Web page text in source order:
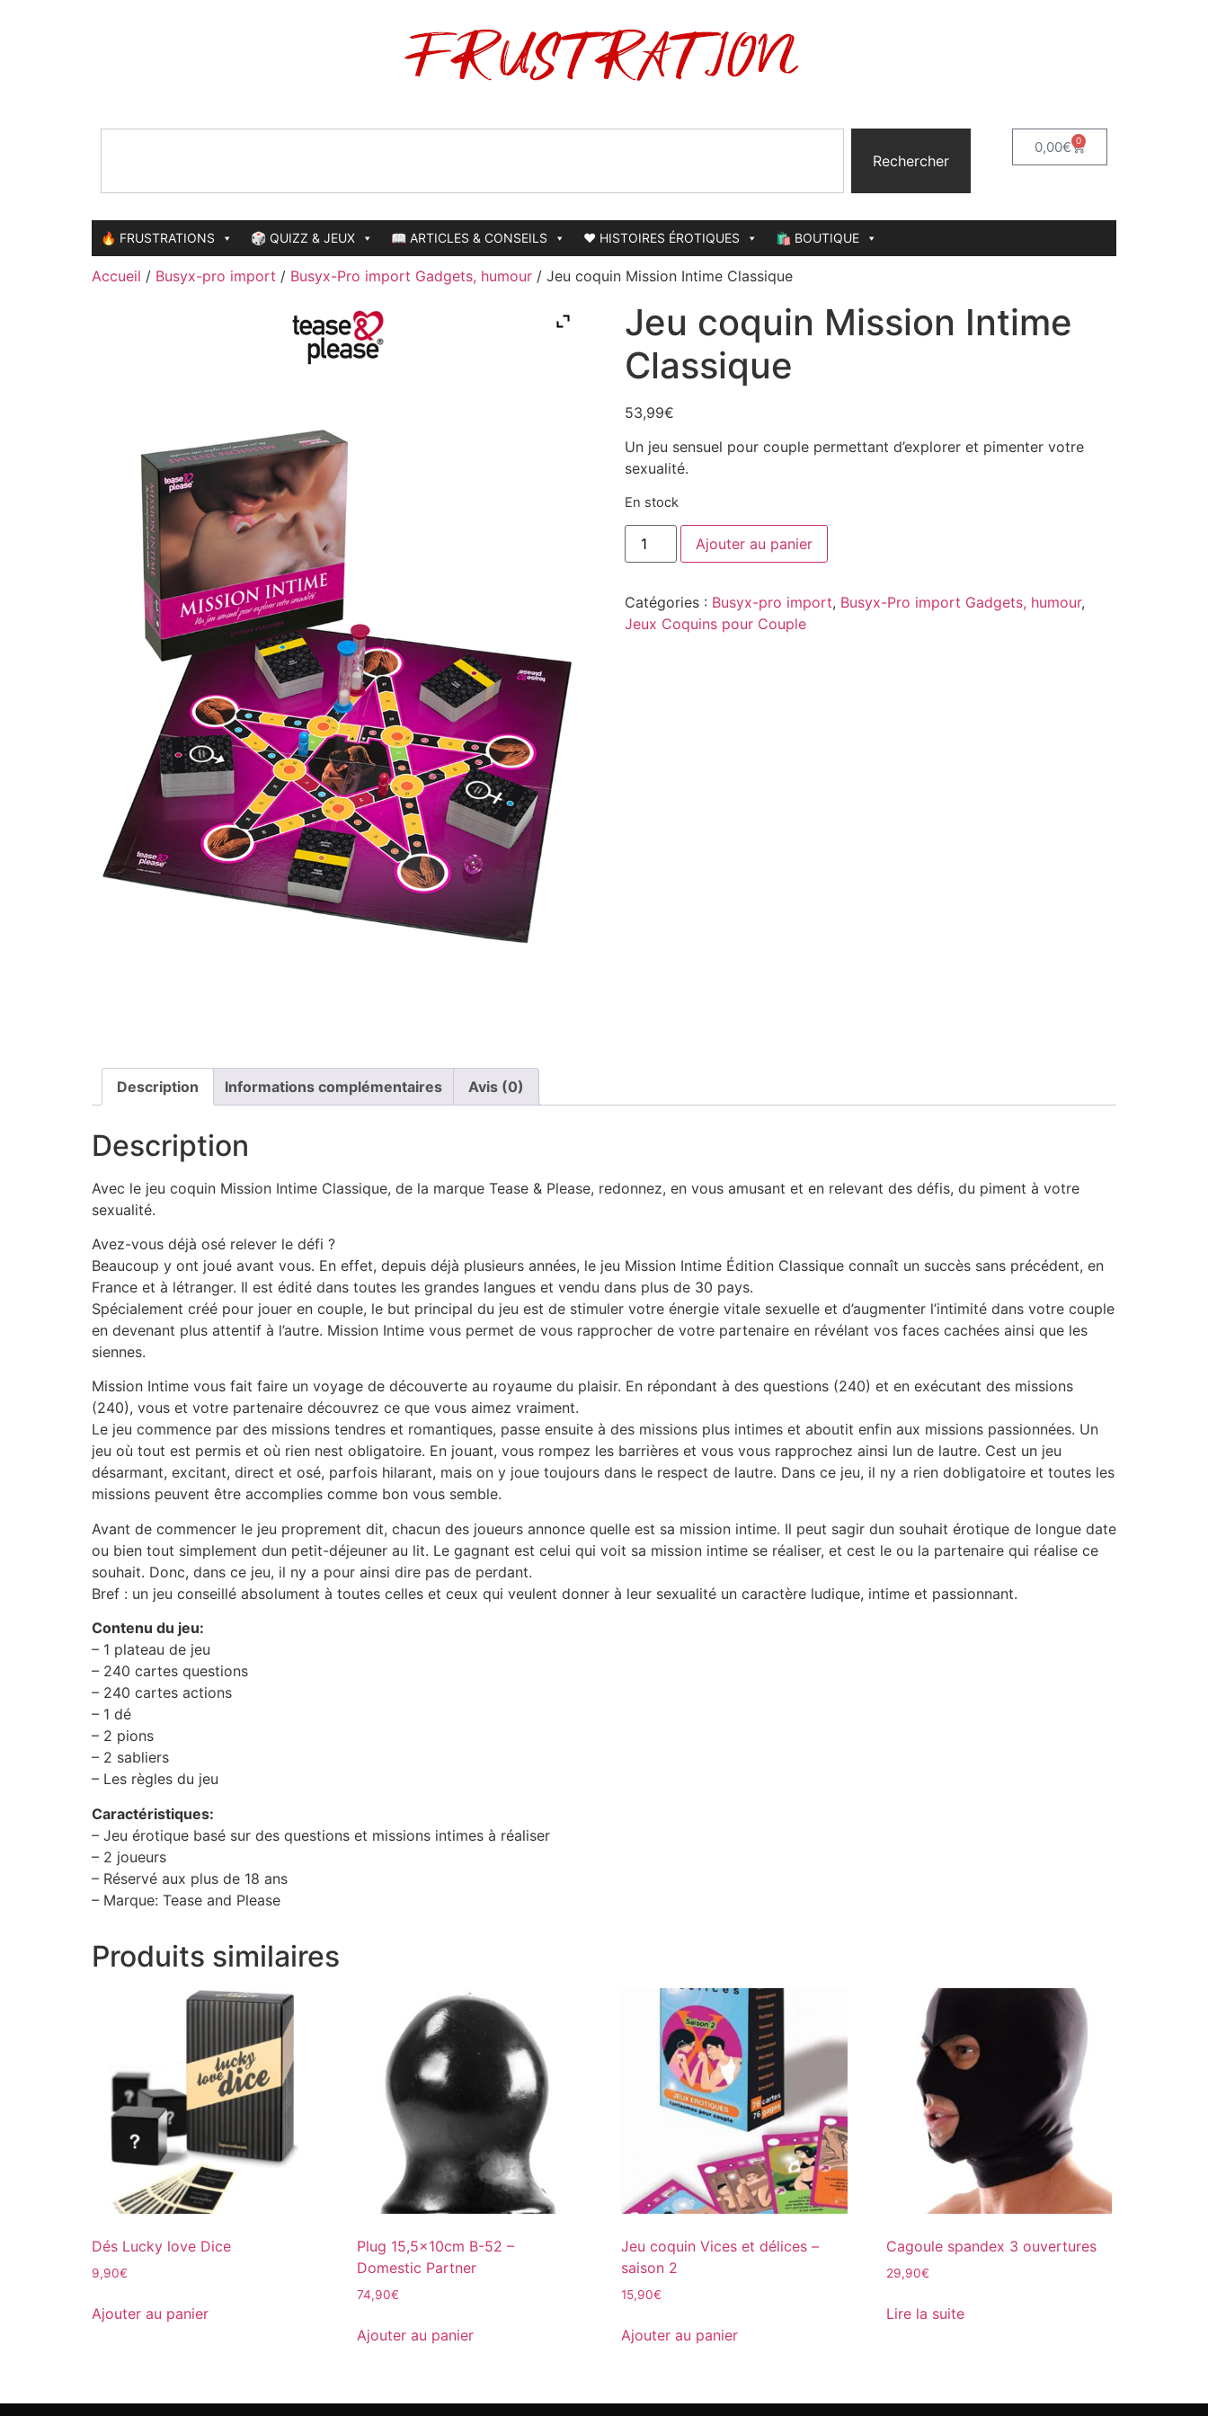
Rechercher
0,00€ 0
🔥 FRUSTRATIONS 🎲 QUIZZ & JEUX 📖 ARTICLES & CONSEILS ❤️ HISTOIRES ÉROTIQUES 🛍️ BOUTIQUE
Accueil / Busyx-pro import / Busyx-Pro import Gadgets, humour / Jeu coquin Mission Intime Classique
Jeu coquin Mission Intime
Classique
53,99€
Un jeu sensuel pour couple permettant d’explorer et pimenter votre
sexualité.
En stock
Ajouter au panier
Catégories : Busyx-pro import, Busyx-Pro import Gadgets, humour,
Jeux Coquins pour Couple
Description Informations complémentaires Avis (0)
Description
Avec le jeu coquin Mission Intime Classique, de la marque Tease & Please, redonnez, en vous amusant et en relevant des défis, du piment à votre
sexualité.
Avez-vous déjà osé relever le défi ?
Beaucoup y ont joué avant vous. En effet, depuis déjà plusieurs années, le jeu Mission Intime Édition Classique connaît un succès sans précédent, en
France et à létranger. Il est édité dans toutes les grandes langues et vendu dans plus de 30 pays.
Spécialement créé pour jouer en couple, le but principal du jeu est de stimuler votre énergie vitale sexuelle et d’augmenter l’intimité dans votre couple
en devenant plus attentif à l’autre. Mission Intime vous permet de vous rapprocher de votre partenaire en révélant vos faces cachées ainsi que les
siennes.
Mission Intime vous fait faire un voyage de découverte au royaume du plaisir. En répondant à des questions (240) et en exécutant des missions
(240), vous et votre partenaire découvrez ce que vous aimez vraiment.
Le jeu commence par des missions tendres et romantiques, passe ensuite à des missions plus intimes et aboutit enfin aux missions passionnées. Un
jeu où tout est permis et où rien nest obligatoire. En jouant, vous rompez les barrières et vous vous rapprochez ainsi lun de lautre. Cest un jeu
désarmant, excitant, direct et osé, parfois hilarant, mais on y joue toujours dans le respect de lautre. Dans ce jeu, il ny a rien dobligatoire et toutes les
missions peuvent être accomplies comme bon vous semble.
Avant de commencer le jeu proprement dit, chacun des joueurs annonce quelle est sa mission intime. Il peut sagir dun souhait érotique de longue date
ou bien tout simplement dun petit-déjeuner au lit. Le gagnant est celui qui voit sa mission intime se réaliser, et cest le ou la partenaire qui réalise ce
souhait. Donc, dans ce jeu, il ny a pour ainsi dire pas de perdant.
Bref : un jeu conseillé absolument à toutes celles et ceux qui veulent donner à leur sexualité un caractère ludique, intime et passionnant.
Contenu du jeu:
– 1 plateau de jeu
– 240 cartes questions
– 240 cartes actions
– 1 dé
– 2 pions
– 2 sabliers
– Les règles du jeu
Caractéristiques:
– Jeu érotique basé sur des questions et missions intimes à réaliser
– 2 joueurs
– Réservé aux plus de 18 ans
– Marque: Tease and Please
Produits similaires
Dés Lucky love Dice
9,90€
Ajouter au panier
Plug 15,5x10cm B-52 –
Domestic Partner
74,90€
Ajouter au panier
Jeu coquin Vices et délices –
saison 2
15,90€
Ajouter au panier
Cagoule spandex 3 ouvertures
29,90€
Lire la suite